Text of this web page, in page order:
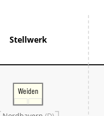
Stellwerk
Weiden